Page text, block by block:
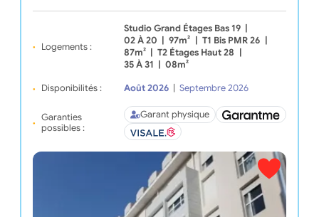
Logements :
Studio Grand Étages Bas 19
02 À 20
97m² T1 Bis PMR 26
87m²
T2 Étages Haut 28
35 À 31
08m²
Disponibilités : Août 2026 Septembre 2026
Garanties
possibles :
Garant physique